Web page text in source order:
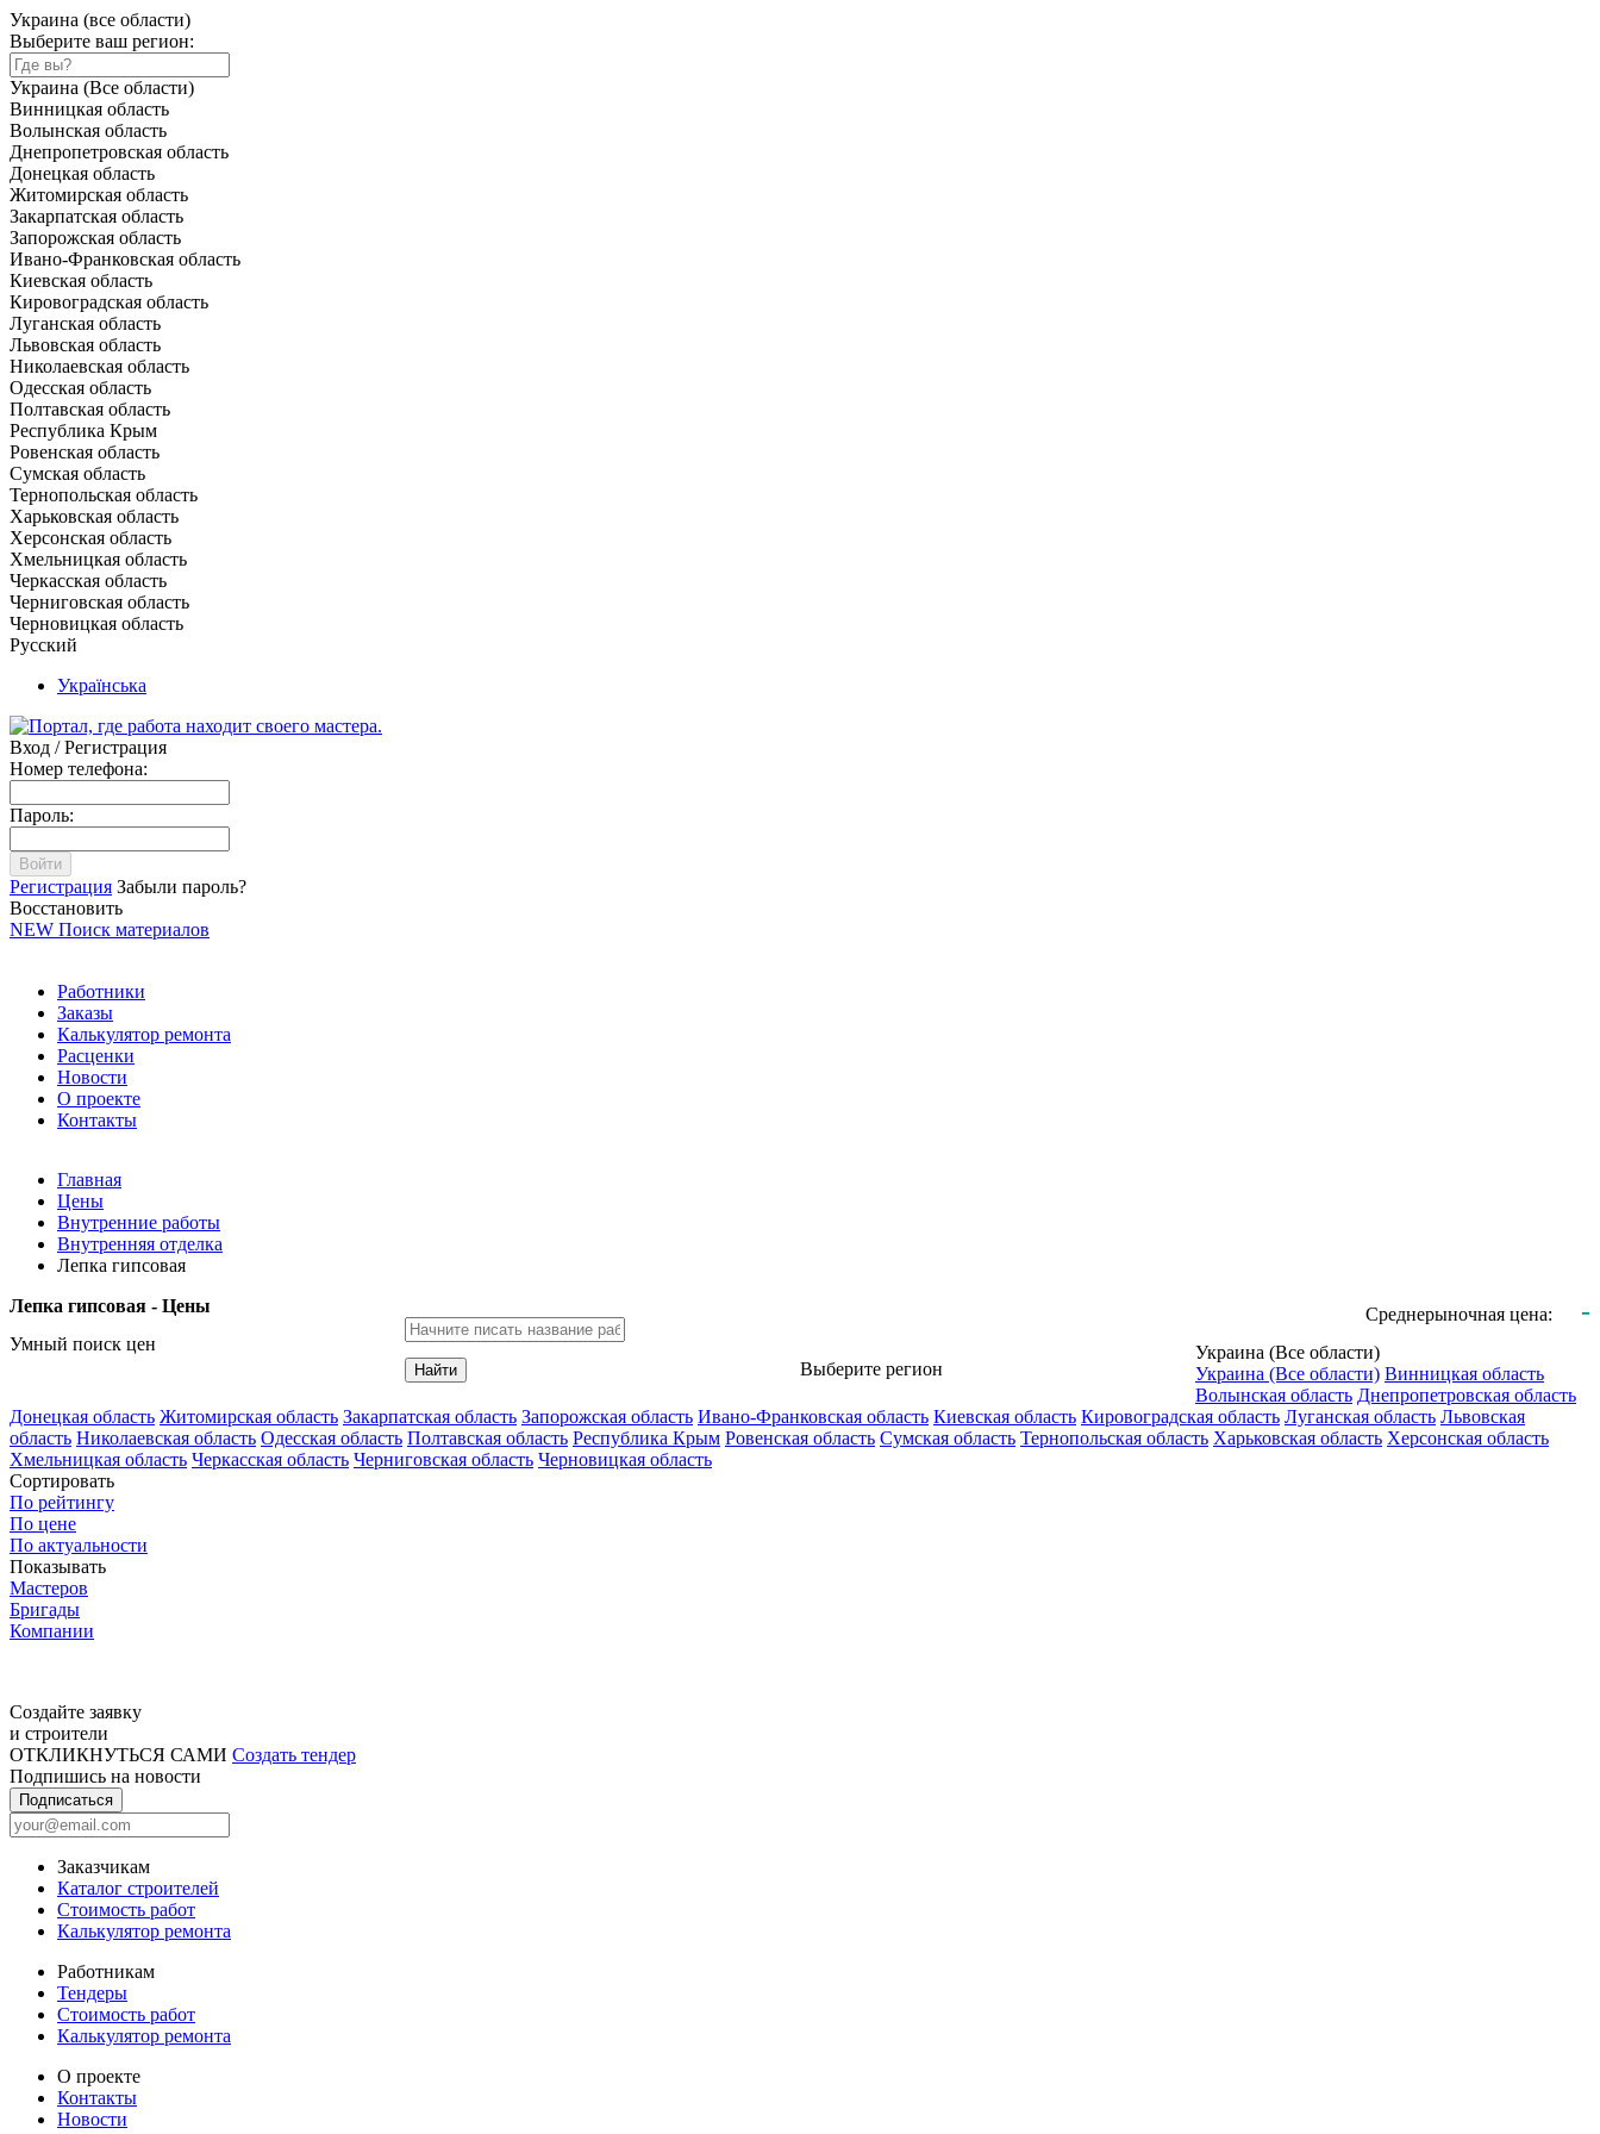
Украина (все области)
Выберите ваш регион:
Украина (Все области)
Винницкая область
Волынская область
Днепропетровская область
Донецкая область
Житомирская область
Закарпатская область
Запорожская область
Ивано-Франковская область
Киевская область
Кировоградская область
Луганская область
Львовская область
Николаевская область
Одесская область
Полтавская область
Республика Крым
Ровенская область
Сумская область
Тернопольская область
Харьковская область
Херсонская область
Хмельницкая область
Черкасская область
Черниговская область
Черновицкая область
Русский
Українська
Вход / Регистрация
Номер телефона:
Пароль:
Войти
Регистрация Забыли пароль?
Восстановить
NEW Поиск материалов
Работники
Заказы
Калькулятор ремонта
Расценки
Новости
О проекте
Контакты
Главная
Цены
Внутренние работы
Внутренняя отделка
Лепка гипсовая
Лепка гипсовая - Цены
Среднерыночная цена: -
Умный поиск цен
Найти Выберите регион
Украина (Все области)
Украина (Все области) Винницкая область
Волынская область Днепропетровская область
Донецкая область Житомирская область Закарпатская область Запорожская область Ивано-Франковская область Киевская область Кировоградская область Луганская область Львовская
область Николаевская область Одесская область Полтавская область Республика Крым Ровенская область Сумская область Тернопольская область Харьковская область Херсонская область
Хмельницкая область Черкасская область Черниговская область Черновицкая область
Сортировать
По рейтингу
По цене
По актуальности
Показывать
Мастеров
Бригады
Компании
Создайте заявку
и строители
ОТКЛИКНУТЬСЯ САМИ Создать тендер
Подпишись на новости
Подписаться
Заказчикам
Каталог строителей
Стоимость работ
Калькулятор ремонта
Работникам
Тендеры
Стоимость работ
Калькулятор ремонта
О проекте
Контакты
Новости